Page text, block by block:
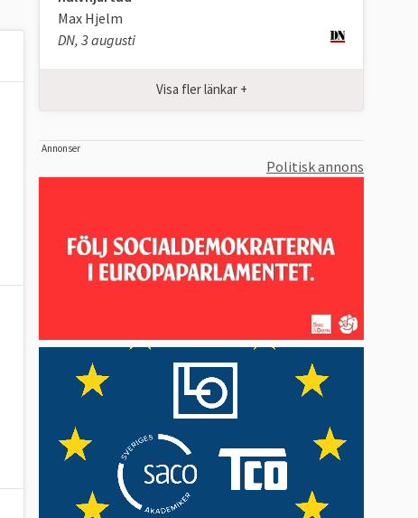
Max Hjelm
DN, 3 augusti
Visa fler länkar +
Annonser
Politisk annons